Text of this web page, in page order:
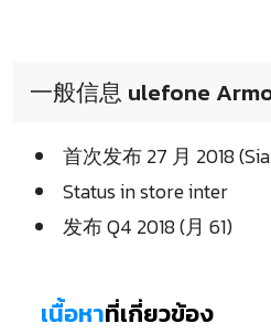
一般信息 ulefone
首次发布 27 月 2018
Status in store inter
发布 Q4 2018 (月 61)
เนื้อหาที่เกี่ยวข้อง